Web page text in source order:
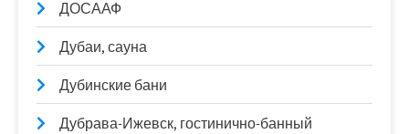
ДОСААФ
Дубаи, сауна
Дубинские бани
Дубрава-Ижевск, гостинично-банный